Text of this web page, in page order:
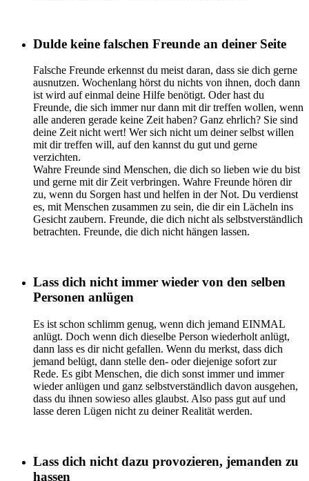
Dulde keine falschen Freunde an deiner Seite
Falsche Freunde erkennst du meist daran, dass sie dich gerne
ausnutzen. Wochenlang hörst du nichts von ihnen, doch dann
ist wird auf einmal deine Hilfe benötigt. Oder hast du
Freunde, die sich immer nur dann mit dir treffen wollen, wenn
alle anderen gerade keine Zeit haben? Ganz ehrlich? Sie sind
deine Zeit nicht wert! Wer sich nicht um deiner selbst willen
mit dir treffen will, auf den kannst du gut und gerne
verzichten.
Wahre Freunde sind Menschen, die dich so lieben wie du bist
und gerne mit dir Zeit verbringen. Wahre Freunde hören dir
zu, wenn du Sorgen hast und helfen in der Not. Du verdienst
es, mit Menschen zusammen zu sein, die dir ein Lächeln ins
Gesicht zaubern. Freunde, die dich nicht als selbstverständlich
betrachten. Freunde, die dich nicht hängen lassen.
Lass dich nicht immer wieder von den selben
Personen anlügen
Es ist schon schlimm genug, wenn dich jemand EINMAL
anlügt. Doch wenn dich dieselbe Person wiederholt anlügt,
dann lass es dir nicht gefallen. Wenn du merkst, dass dich
jemand belügt, dann stelle den- oder diejenige sofort zur
Rede. Es gibt Menschen, die dich sonst immer und immer
wieder anlügen und ganz selbstverständlich davon ausgehen,
dass du ihnen sowieso alles glaubst. Also pass gut auf und
lasse deren Lügen nicht zu deiner Realität werden.
Lass dich nicht dazu provozieren, jemanden zu
hassen